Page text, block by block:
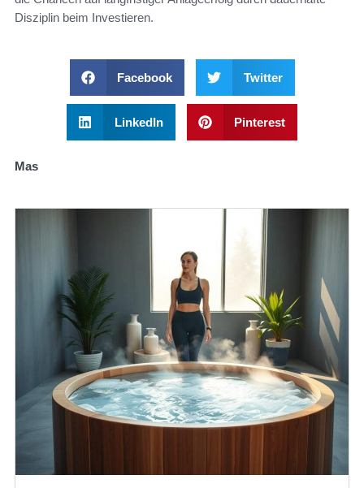
Disziplin beim Investieren.
Facebook Twitter
LinkedIn Pinterest
Mas